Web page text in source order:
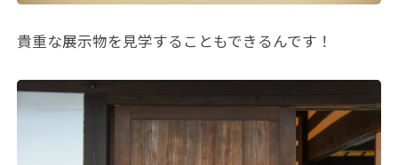
貴重な展示物を見学することもできるんです！